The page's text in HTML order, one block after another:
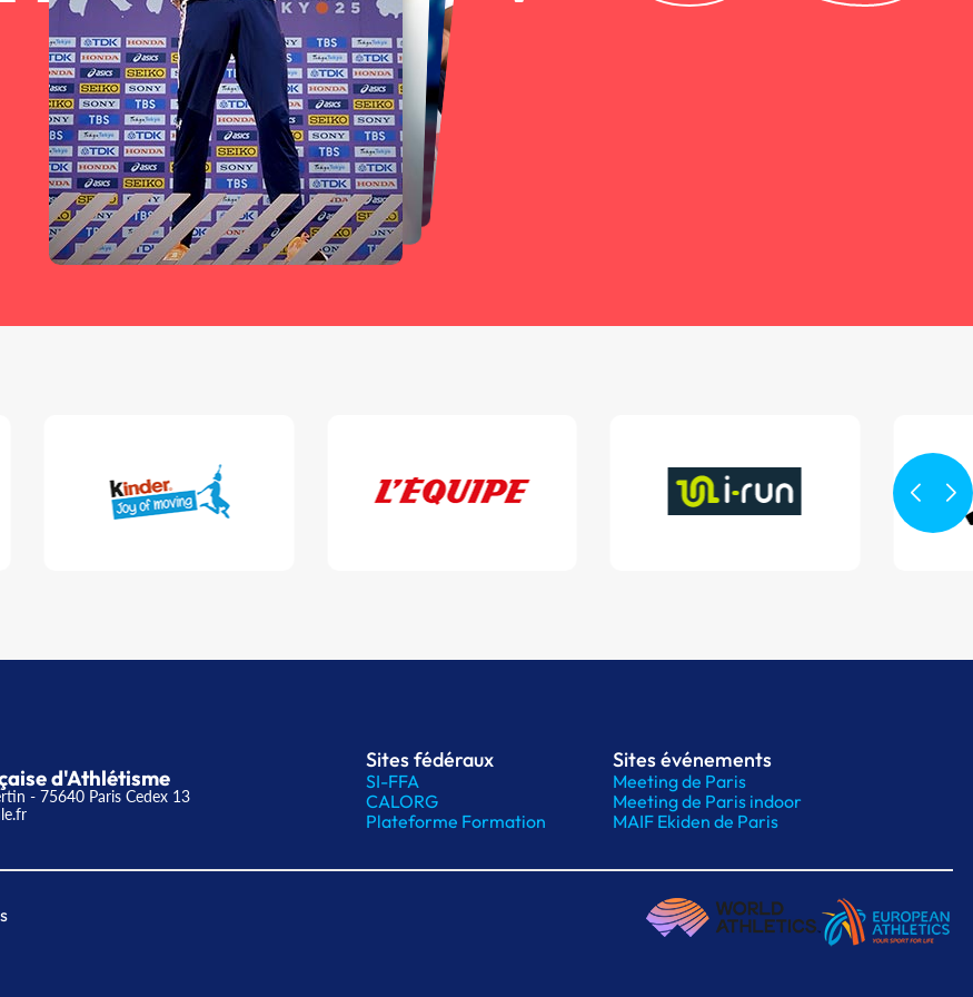
d'Athlétisme
- 75640 Paris Cedex 13
Sites fédéraux
SI-FFA
CALORG
Plateforme Formation
Sites événements
Meeting de Paris
Meeting de Paris indoor
MAIF Ekiden de Paris